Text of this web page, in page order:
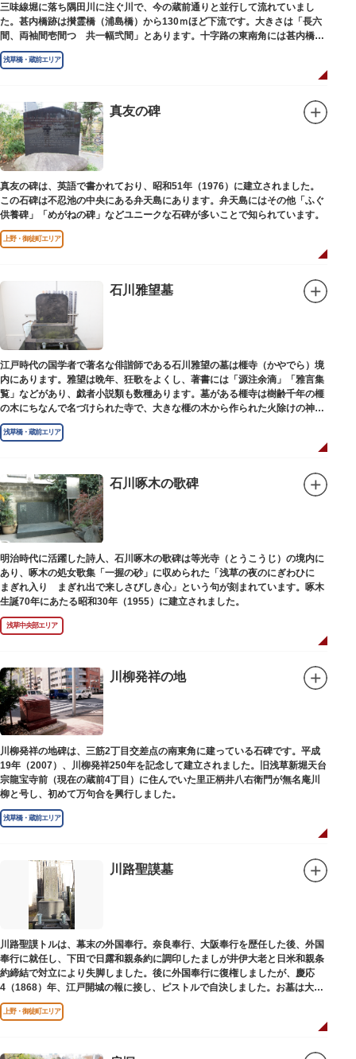
三味線堀に落ち隅田川に注ぐ川で、今の蔵前通りと並行して流れていまし
た。甚内橋跡は攅霊橋（浦島橋）から130ｍほど下流です。大きさは「長六
間、両袖間壱間つゞ共一幅弐間」とあります。十字路の東南角には甚内橋跡
の石碑があります。
浅草橋・蔵前エリア
真友の碑
真友の碑は、英語で書かれており、昭和51年（1976）に建立されました。
この石碑は不忍池の中央にある弁天島にあります。弁天島にはその他「ふぐ
供養碑」「めがねの碑」などユニークな石碑が多いことで知られています。
上野・御徒町エリア
石川雅望墓
江戸時代の国学者で著名な俳諧師である石川雅望の墓は榧寺（かやでら）境
内にあります。雅望は晩年、狂歌をよくし、著書には「源注余滴」「雅言集
覧」などがあり、戯者小説類も数種あります。墓がある榧寺は樹齢千年の榧
の木にちなんで名づけられた寺で、大きな榧の木から作られた火除けの神、
秋葉権現で知られています。
浅草橋・蔵前エリア
石川啄木の歌碑
明治時代に活躍した詩人、石川啄木の歌碑は等光寺（とうこうじ）の境内に
あり、啄木の処女歌集「一握の砂」に収められた「浅草の夜のにぎわひに
まぎれ入り まぎれ出で来しさびしき心」という句が刻まれています。啄木
生誕70年にあたる昭和30年（1955）に建立されました。
浅草中央部エリア
川柳発祥の地
川柳発祥の地碑は、三筋2丁目交差点の南東角に建っている石碑です。平成
19年（2007）、川柳発祥250年を記念して建立されました。旧浅草新堀天台
宗龍宝寺前（現在の蔵前4丁目）に住んでいた里正柄井八右衛門が無名庵川
柳と号し、初めて万句合を興行しました。
浅草橋・蔵前エリア
川路聖謨墓
川路聖謨トルは、幕末の外国奉行。奈良奉行、大阪奉行を歴任した後、外国
奉行に就任し、下田で日露和親条約に調印したましが井伊大老と日米和親条
約締結で対立により失脚しました。後に外国奉行に復権しましたが、慶応
4（1868）年、江戸開城の報に接し、ピストルで自決しました。お墓は大正
寺（たいしょうじ）にあります。
上野・御徒町エリア